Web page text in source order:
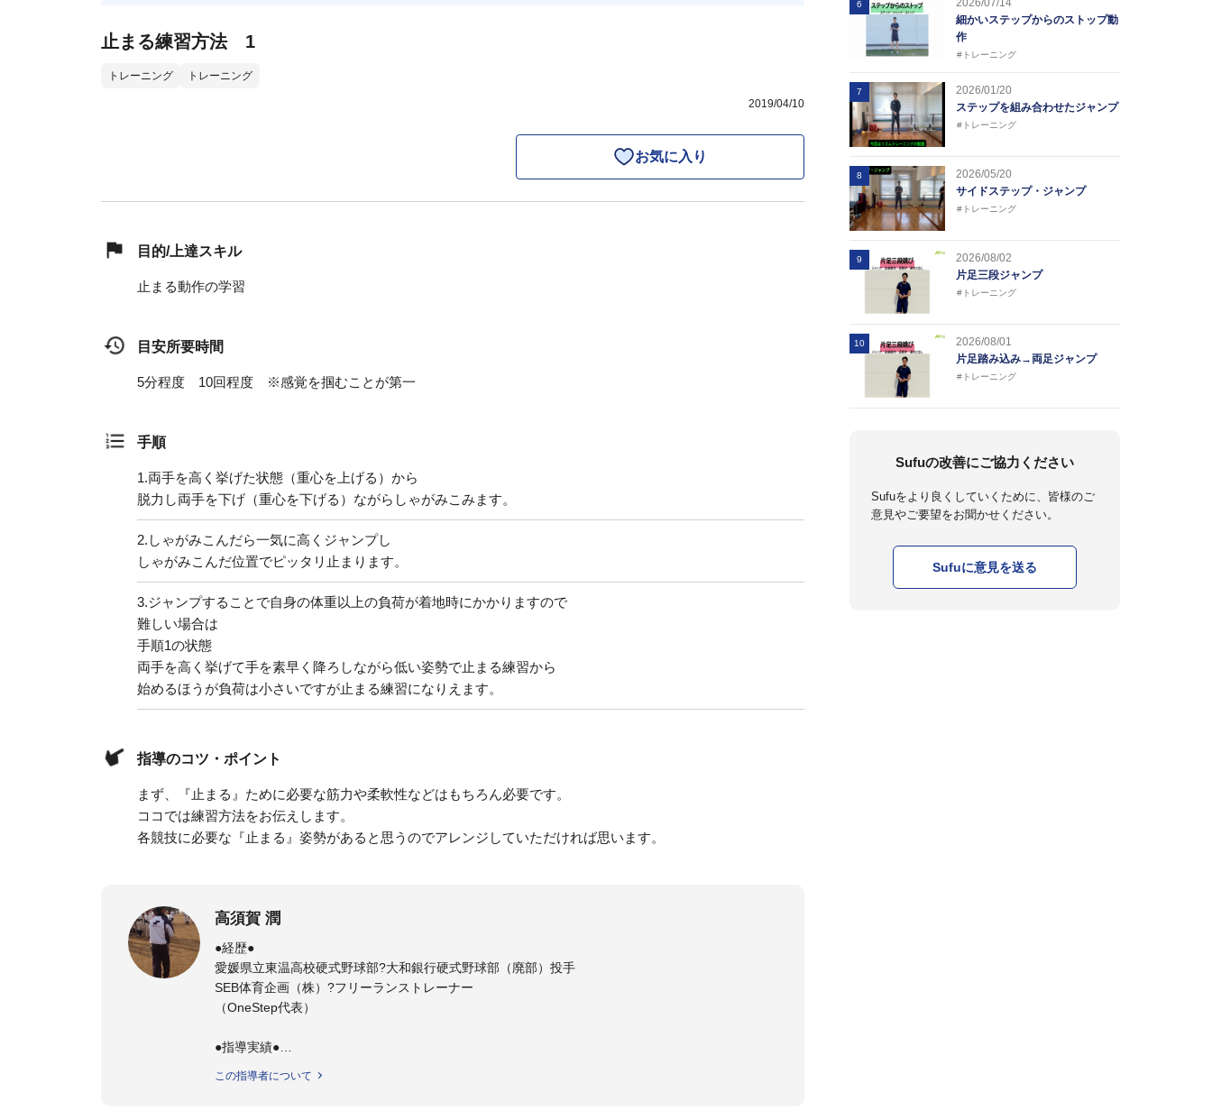
止まる練習方法 1
トレーニング トレーニング
2019/04/10
お気に入り
目的/上達スキル
止まる動作の学習
目安所要時間
5分程度 10回程度 ※感覚を掴むことが第一
手順
1.両手を高く挙げた状態（重心を上げる）から
脱力し両手を下げ（重心を下げる）ながらしゃがみこみます。
2. しゃがみこんだら一気に高くジャンプし
しゃがみこんだ位置でピッタリ止まります。
3.ジャンプすることで自身の体重以上の負荷が着地時にかかりますので
難しい場合は
手順1の状態
両手を高く挙げて手を素早く降ろしながら低い姿勢で止まる練習から
始めるほうが負荷は小さいですが止まる練習になりえます。
指導のコツ・ポイント
まず、『止まる』ために必要な筋力や柔軟性などはもちろん必要です。
ココでは練習方法をお伝えします。
各競技に必要な『止まる』姿勢があると思うのでアレンジしていただければ思います。
高須賀 潤
●経歴●
愛媛県立東温高校硬式野球部?大和銀行硬式野球部（廃部）投手
SEB体育企画（株）?フリーランストレーナー
（OneStep代表）
●指導実績●
この指導者について
6
2026/07/14
細かいステップからのストップ動
作
#トレーニング
7
2026/01/20
ステップを組み合わせたジャンプ
#トレーニング
8
2026/05/20
サイドステップ・ジャンプ
#トレーニング
9
2026/08/02
片足三段ジャンプ
#トレーニング
10
2026/08/01
片足踏み込み→両足ジャンプ
#トレーニング
Sufuの改善にご協力ください
Sufuをより良くしていくために、皆様のご
意見やご要望をお聞かせください。
Sufuに意見を送る